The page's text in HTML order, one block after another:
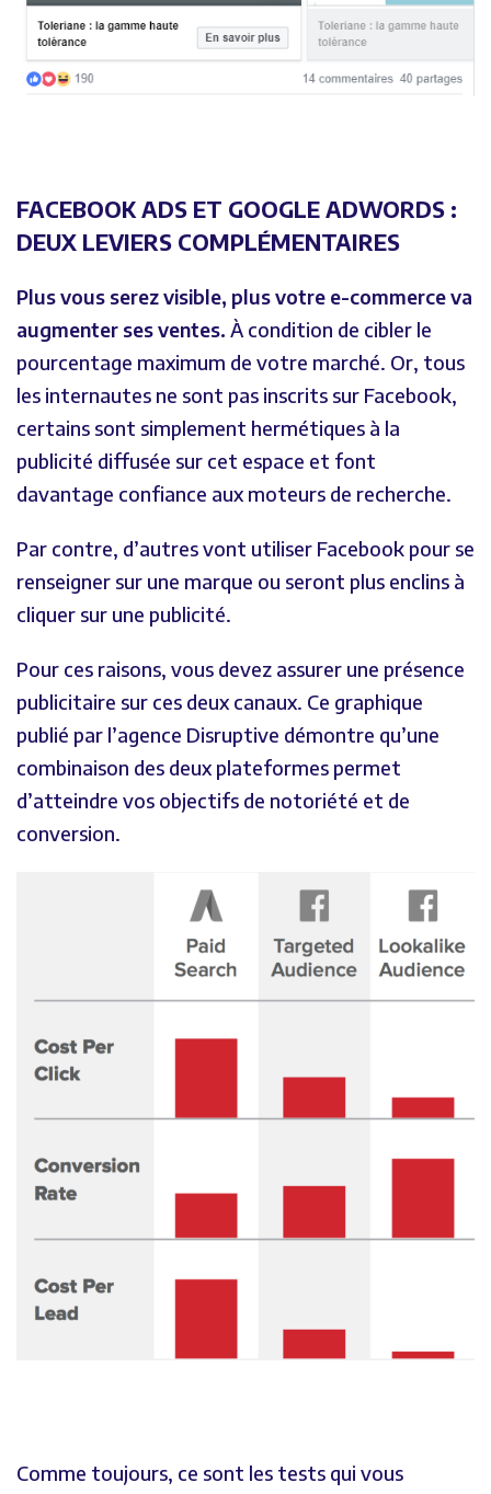
FACEBOOK ADS ET GOOGLE ADWORDS :
DEUX LEVIERS COMPLÉMENTAIRES
Plus vous serez visible, plus votre e-commerce va
augmenter ses ventes. À condition de cibler le
pourcentage maximum de votre marché. Or, tous
les internautes ne sont pas inscrits sur Facebook,
certains sont simplement hermétiques à la
publicité diffusée sur cet espace et font
davantage confiance aux moteurs de recherche.
Par contre, d’autres vont utiliser Facebook pour se
renseigner sur une marque ou seront plus enclins à
cliquer sur une publicité.
Pour ces raisons, vous devez assurer une présence
publicitaire sur ces deux canaux. Ce graphique
publié par l’agence Disruptive démontre qu’une
combinaison des deux plateformes permet
d’atteindre vos objectifs de notoriété et de
conversion.
Comme toujours, ce sont les tests qui vous